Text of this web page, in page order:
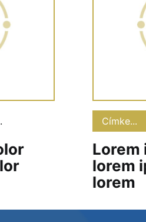
Címke...
Lorem
lorem
lorem